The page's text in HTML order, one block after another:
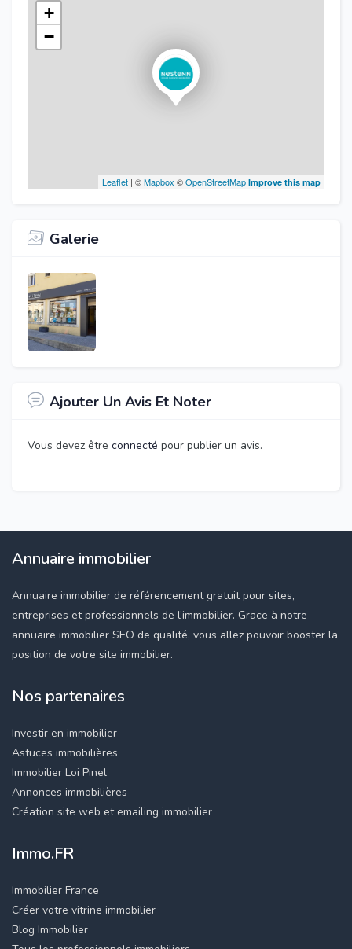
+
−
Leaflet | ©Mapbox ©OpenStreetMap Improve this map
Galerie
Ajouter Un Avis Et Noter
Vous devez être connecté pour publier un avis.
Annuaire immobilier
Annuaire immobilier de référencement gratuit pour sites,
entreprises et professionnels de l’immobilier. Grace à notre
annuaire immobilier SEO de qualité, vous allez pouvoir booster la
position de votre site immobilier.
Nos partenaires
Investir en immobilier
Astuces immobilières
Immobilier Loi Pinel
Annonces immobilières
Création site web et emailing immobilier
Immo.FR
Immobilier France
Créer votre vitrine immobilier
Blog Immobilier